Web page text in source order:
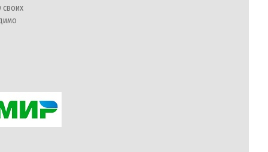
своих